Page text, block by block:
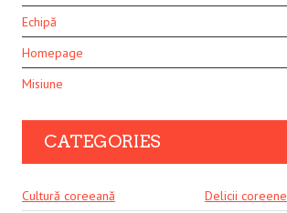
Echipă
Homepage
Misiune
CATEGORIES
Cultură coreeană
Delicii coreene